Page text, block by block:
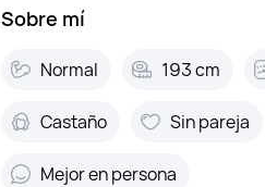
Sobre mí
Normal 193 cm
Castaño Sin pareja
Mejor en persona